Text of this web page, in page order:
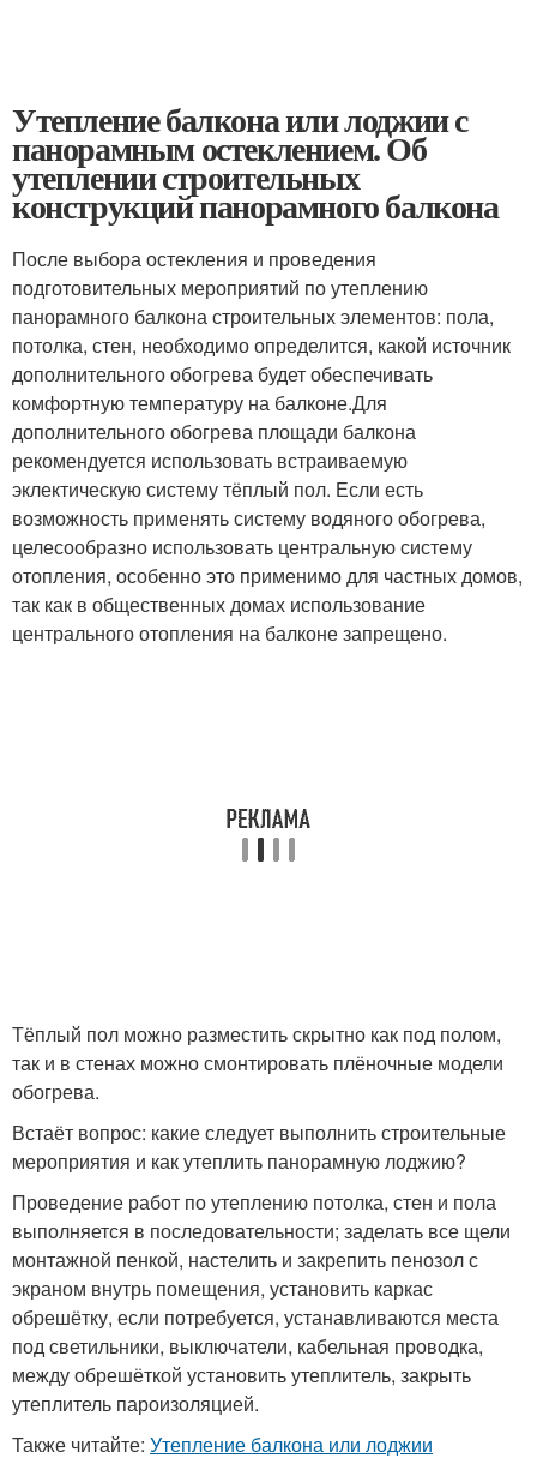
Утепление балкона или лоджии с
панорамным остеклением. Об
утеплении строительных
конструкций панорамного балкона
После выбора остекления и проведения
подготовительных мероприятий по утеплению
панорамного балкона строительных элементов: пола,
потолка, стен, необходимо определится, какой источник
дополнительного обогрева будет обеспечивать
комфортную температуру на балконе.Для
дополнительного обогрева площади балкона
рекомендуется использовать встраиваемую
эклектическую систему тёплый пол. Если есть
возможность применять систему водяного обогрева,
целесообразно использовать центральную систему
отопления, особенно это применимо для частных домов,
так как в общественных домах использование
центрального отопления на балконе запрещено.
Тёплый пол можно разместить скрытно как под полом,
так и в стенах можно смонтировать плёночные модели
обогрева.
Встаёт вопрос: какие следует выполнить строительные
мероприятия и как утеплить панорамную лоджию?
Проведение работ по утеплению потолка, стен и пола
выполняется в последовательности; заделать все щели
монтажной пенкой, настелить и закрепить пенозол с
экраном внутрь помещения, установить каркас
обрешётку, если потребуется, устанавливаются места
под светильники, выключатели, кабельная проводка,
между обрешёткой установить утеплитель, закрыть
утеплитель пароизоляцией.
Также читайте: Утепление балкона или лоджии